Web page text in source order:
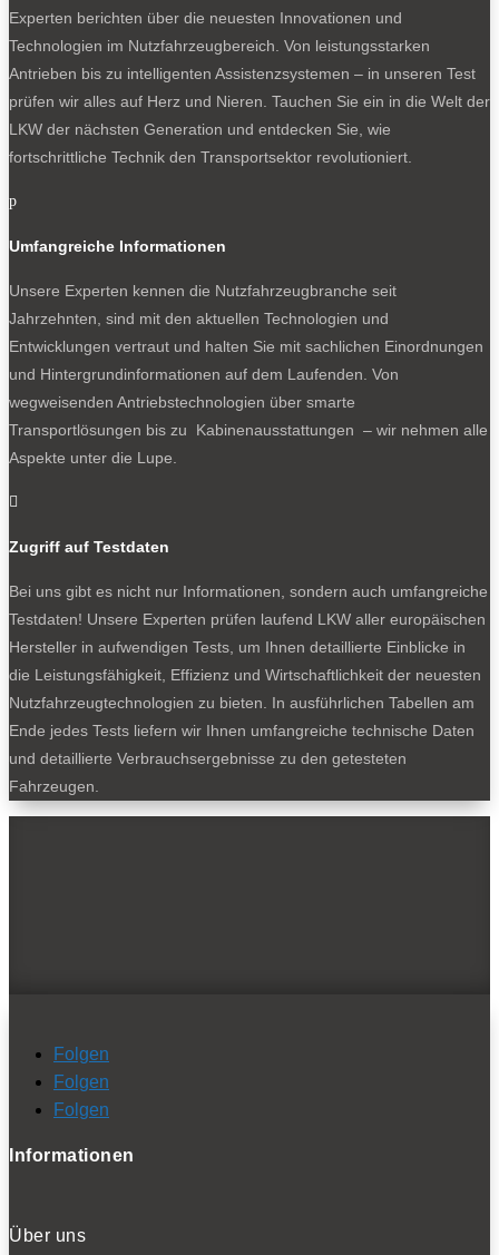
Experten berichten über die neuesten Innovationen und
Technologien im Nutzfahrzeugbereich. Von leistungsstarken
Antrieben bis zu intelligenten Assistenzsystemen – in unseren Test
prüfen wir alles auf Herz und Nieren. Tauchen Sie ein in die Welt der
LKW der nächsten Generation und entdecken Sie, wie
fortschrittliche Technik den Transportsektor revolutioniert.
p
Umfangreiche Informationen
Unsere Experten kennen die Nutzfahrzeugbranche seit
Jahrzehnten, sind mit den aktuellen Technologien und
Entwicklungen vertraut und halten Sie mit sachlichen Einordnungen
und Hintergrundinformationen auf dem Laufenden. Von
wegweisenden Antriebstechnologien über smarte
Transportlösungen bis zu Kabinenausstattungen – wir nehmen alle
Aspekte unter die Lupe.

Zugriff auf Testdaten
Bei uns gibt es nicht nur Informationen, sondern auch umfangreiche
Testdaten! Unsere Experten prüfen laufend LKW aller europäischen
Hersteller in aufwendigen Tests, um Ihnen detaillierte Einblicke in
die Leistungsfähigkeit, Effizienz und Wirtschaftlichkeit der neuesten
Nutzfahrzeugtechnologien zu bieten. In ausführlichen Tabellen am
Ende jedes Tests liefern wir Ihnen umfangreiche technische Daten
und detaillierte Verbrauchsergebnisse zu den getesteten
Fahrzeugen.
Folgen
Folgen
Folgen
Informationen
Über uns